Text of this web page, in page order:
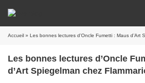
Accueil » Les bonnes lectures d’Oncle Fumetti : Maus d’Art
Les bonnes lectures d’Oncle
d’Art Spiegelman chez